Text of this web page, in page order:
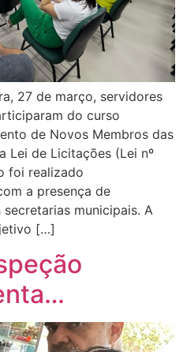
27 de março, servidores
do curso
de Novos Membros das
Lei de Licitações (Lei nº
foi realizado
a presença de
municipais. A
[…]